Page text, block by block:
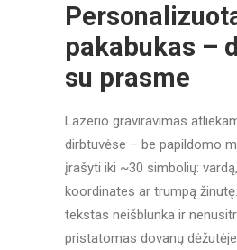
pakabukas –
su prasme
Lazerio graviravimas
dirbtuvėse – be papildomo
įrašyti iki ~30 simbolių:
koordinates ar trumpą
tekstas neišblunka ir
pristatomas dovanų